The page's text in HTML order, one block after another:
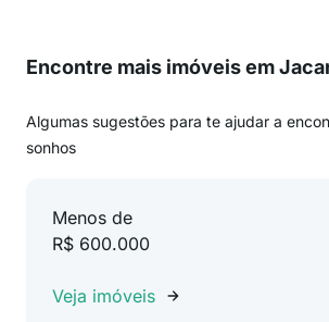
Encontre mais imóveis em
Algumas sugestões para te ajudar a
sonhos
Menos de
R$ 600.000
Veja imóveis